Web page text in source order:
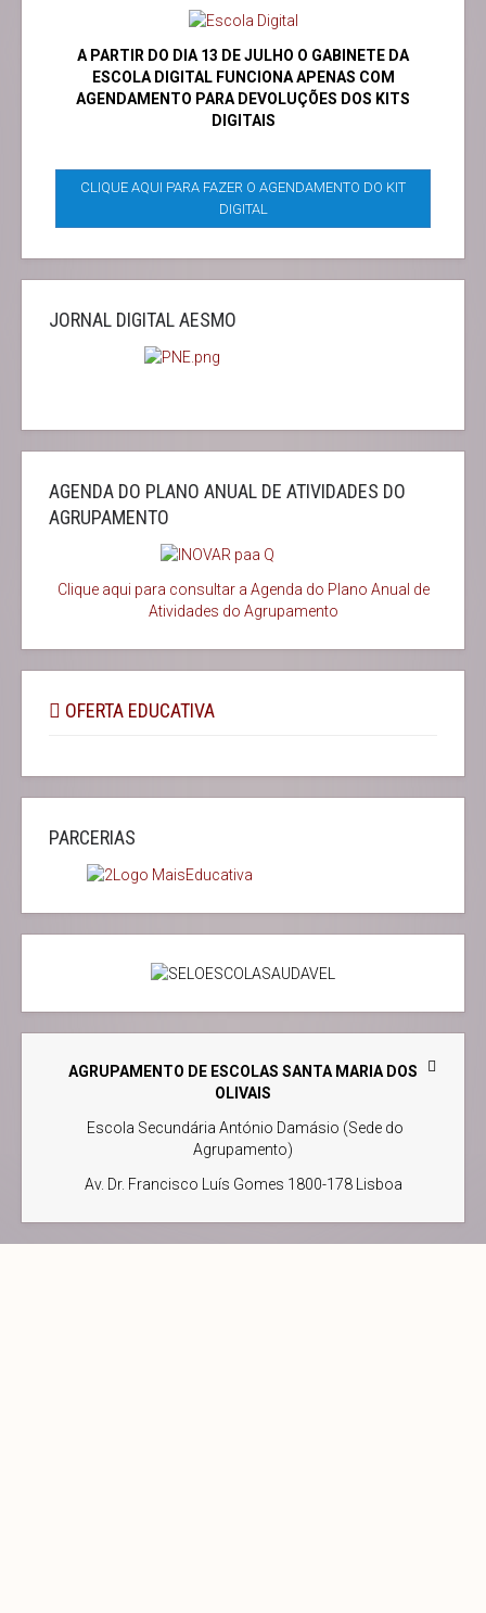
A PARTIR DO DIA 13 DE JULHO O GABINETE DA
ESCOLA DIGITAL FUNCIONA APENAS COM
AGENDAMENTO PARA DEVOLUÇÕES DOS KITS
DIGITAIS
CLIQUE AQUI PARA FAZER O AGENDAMENTO DO KIT
DIGITAL
JORNAL DIGITAL AESMO
AGENDA DO PLANO ANUAL DE ATIVIDADES DO
AGRUPAMENTO
Clique aqui para consultar a Agenda do Plano Anual de
Atividades do Agrupamento
OFERTA EDUCATIVA
PARCERIAS
AGRUPAMENTO DE ESCOLAS SANTA MARIA DOS
OLIVAIS
Escola Secundária António Damásio (Sede do
Agrupamento)
Av. Dr. Francisco Luís Gomes 1800-178 Lisboa